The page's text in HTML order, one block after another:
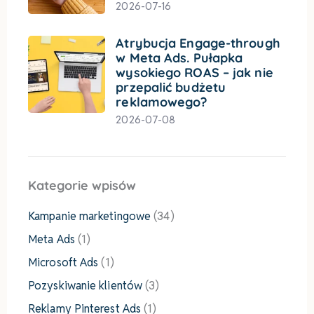
2026-07-16
Atrybucja Engage-through
w Meta Ads. Pułapka
wysokiego ROAS – jak nie
przepalić budżetu
reklamowego?
2026-07-08
Kategorie wpisów
Kampanie marketingowe (34)
Meta Ads (1)
Microsoft Ads (1)
Pozyskiwanie klientów(3)
Reklamy Pinterest Ads (1)